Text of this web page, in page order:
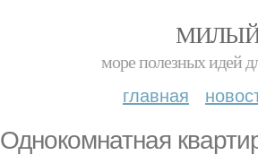
море полезных идей
главная
Однокомнатная